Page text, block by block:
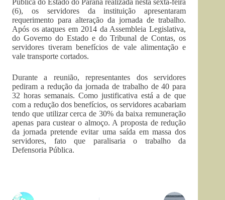
Pública do Estado do Paraná realizada nesta sexta-feira
(6), os servidores da instituição apresentaram
requerimento para alteração da jornada de trabalho.
Após os ataques em 2014 da Assembleia Legislativa,
do Governo do Estado e do Tribunal de Contas, os
servidores tiveram benefícios de vale alimentação e
vale transporte cortados.
Durante a reunião, representantes dos servidores
pediram a redução da jornada de trabalho de 40 para
32 horas semanais. Como justificativa está a de que
com a redução dos benefícios, os servidores acabariam
tendo que utilizar cerca de 30% da baixa remuneração
apenas para custear o almoço. A proposta de redução
da jornada pretende evitar uma saída em massa dos
servidores, fato que paralisaria o trabalho da
Defensoria Pública.